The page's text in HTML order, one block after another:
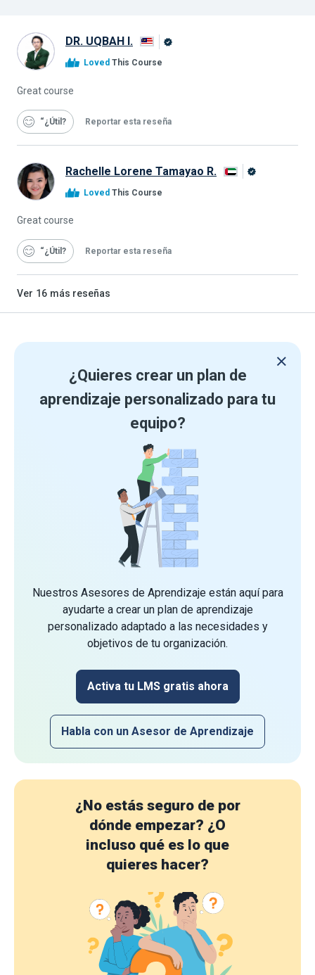
DR. UQBAH I.
Loved This Course
Great course
“¿Útil Reportar esta reseña
Rachelle Lorene Tamayao R.
Loved This Course
Great course
“¿Útil Reportar esta reseña
Ver 16 más reseñas
¿Quieres crear un plan de
aprendizaje personalizado para tu
equipo?
Nuestros Asesores de Aprendizaje están aquí para
ayudarte a crear un plan de aprendizaje
personalizado adaptado a las necesidades y
objetivos de tu organización.
Activa tu LMS gratis ahora
Habla con un Asesor de Aprendizaje
¿No estás seguro de por
dónde empezar? ¿O
incluso qué es lo que
quieres hacer?